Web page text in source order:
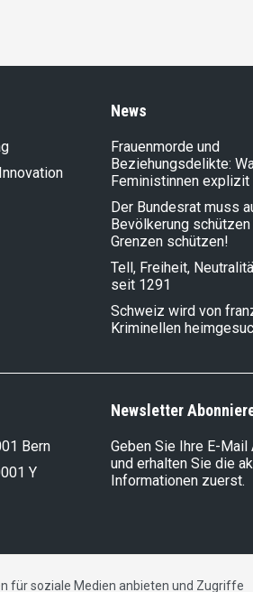
News
Frauenmorde und
Beziehungsdelikte:
Feministinnen
Der Bundesrat muss
Bevölkerung
Grenzen schützen!
Tell, Freiheit,
seit 1291
Schweiz wird von
Kriminellen
Bern
Y
Newsletter
Geben Sie Ihre E-
und erhalten Sie die
Informationen zuerst.
für soziale Medien anbieten und Zugriffe